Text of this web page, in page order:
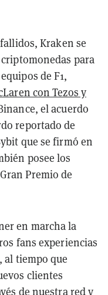
Kraken se
para
de F1,
con Tezos y
el acuerdo
reportado de
que se firmó en
posee los
Premio de
en marcha la
fans experiencias
al tiempo que
clientes
de nuestra red y